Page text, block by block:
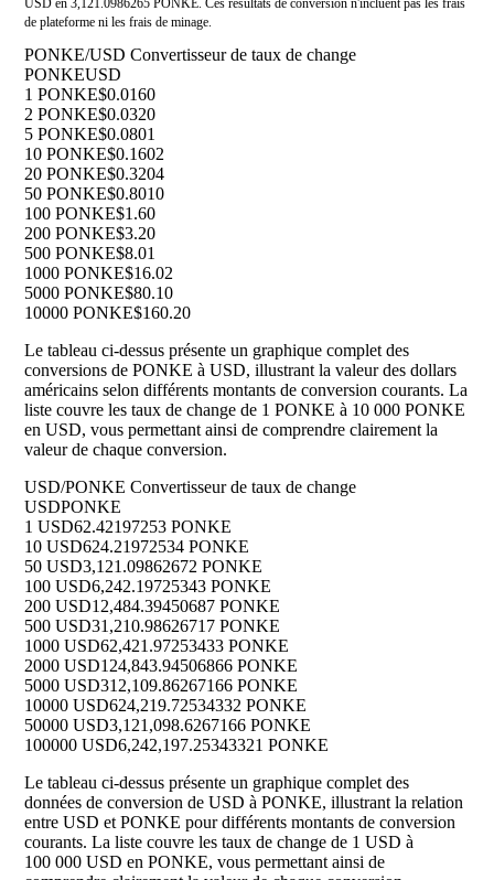
USD en 3,121.0986265 PONKE. Ces résultats de conversion n'incluent pas les frais
de plateforme ni les frais de minage.
PONKE/USD Convertisseur de taux de change
PONKEUSD
1 PONKE$0.0160
2 PONKE$0.0320
5 PONKE$0.0801
10 PONKE$0.1602
20 PONKE$0.3204
50 PONKE$0.8010
100 PONKE$1.60
200 PONKE$3.20
500 PONKE$8.01
1000 PONKE$16.02
5000 PONKE$80.10
10000 PONKE$160.20
Le tableau ci-dessus présente un graphique complet des
conversions de PONKE à USD, illustrant la valeur des dollars
américains selon différents montants de conversion courants. La
liste couvre les taux de change de 1 PONKE à 10 000 PONKE
en USD, vous permettant ainsi de comprendre clairement la
valeur de chaque conversion.
USD/PONKE Convertisseur de taux de change
USDPONKE
1 USD62.42197253 PONKE
10 USD624.21972534 PONKE
50 USD3,121.09862672 PONKE
100 USD6,242.19725343 PONKE
200 USD12,484.39450687 PONKE
500 USD31,210.98626717 PONKE
1000 USD62,421.97253433 PONKE
2000 USD124,843.94506866 PONKE
5000 USD312,109.86267166 PONKE
10000 USD624,219.72534332 PONKE
50000 USD3,121,098.6267166 PONKE
100000 USD6,242,197.25343321 PONKE
Le tableau ci-dessus présente un graphique complet des
données de conversion de USD à PONKE, illustrant la relation
entre USD et PONKE pour différents montants de conversion
courants. La liste couvre les taux de change de 1 USD à
100 000 USD en PONKE, vous permettant ainsi de